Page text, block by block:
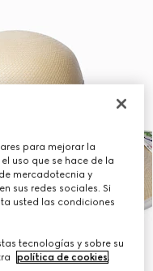
para mejorar la
uso que se hace de la
mercadotecnia y
sus redes sociales. Si
usted las condiciones
tecnologías y sobre su
política de cookies.